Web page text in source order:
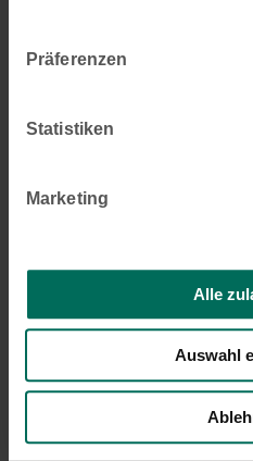
Präferenzen
Statistiken
Marketing
Alle
Auswahl